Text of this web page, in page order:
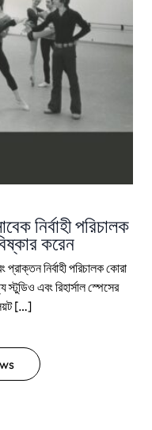
নির্বাহী পরিচালক
করেন
নির্বাহী পরিচালক কোরা
এবং রিহার্সাল স্পেসের
[…]